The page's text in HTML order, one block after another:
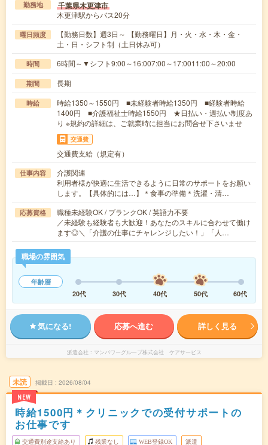
勤務地 千葉県木更津市
木更津駅からバス20分
曜日頻度
【勤務日数】週3日～ 【勤務曜日】月・火・水・木・金・
土・日・シフト制（土日休み可）
時間 6時間～▼シフト9:00～16:007:00～17:0011:00～20:00
期間 長期
時給
時給1350～1550円 ■未経験者時給1350円 ■経験者時給
1400円 ■介護福祉士時給1550円 ★日払い・週払い制度あ
り ※規約の詳細は、ご就業時に担当にお問合せ下さいませ
交通費
交通費支給（規定有）
仕事内容
介護関連
利用者様が快適に生活できるように日常のサポートをお願い
します。【具体的には…】＊食事の準備＊洗濯・清…
応募資格
職種未経験OK / ブランクOK / 英語力不要
／未経験も経験者も大歓迎！あなたのスキルに合わせて働け
ます◎＼「介護の仕事にチャレンジしたい！」「人…
職場の雰囲気
年齢層
20代
30代 40代 50代 60代
気になる! 応募へ進む 詳しく見る
派遣会社 マンパワーグループ株式会社 ケアサービス
未読
NEW
掲載日 2026/08/04
時給1500円＊クリニックでの受付サポートの
お仕事です
交通費別途支給あり 残業なし WEB登録OK 派遣